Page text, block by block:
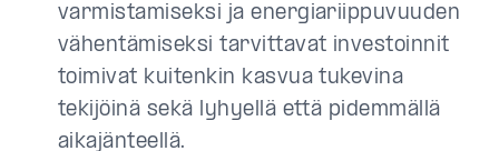
varmistamiseksi ja energiariippuvuuden
vähentämiseksi tarvittavat investoinnit
toimivat kuitenkin kasvua tukevina
tekijöinä sekä lyhyellä että pidemmällä
aikajänteellä.